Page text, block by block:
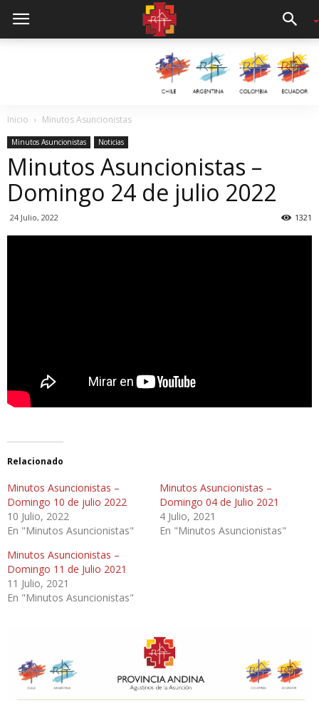
Inicio Minutos Asuncionistas
Minutos Asuncionistas Noticias
Minutos Asuncionistas –
Domingo 24 de julio 2022
24 Julio, 2022 1321
Relacionado
Minutos Asuncionistas –
Domingo 10 de julio 2022
10 Julio, 2022
En "Minutos Asuncionistas"
Minutos Asuncionistas –
Domingo 04 de Julio 2021
4 Julio, 2021
En "Minutos Asuncionistas"
Minutos Asuncionistas –
Domingo 11 de Julio 2021
11 Julio, 2021
En "Minutos Asuncionistas"